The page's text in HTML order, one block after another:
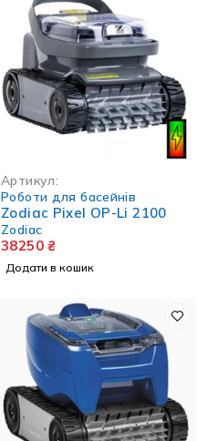
Артикул:
Роботи для басейнів
Zodiac Pixel OP-Li 2100
Zodiac
38250₴
Додати в кошик